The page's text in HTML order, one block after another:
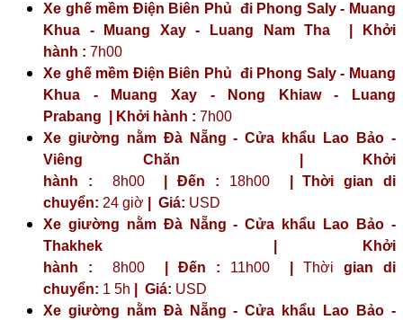
Xe ghế mềm Điện Biên Phủ đi Phong Saly - Muang
Khua - Muang Xay - Luang Nam Tha | Khởi
hành : 7h00
Xe ghế mềm Điện Biên Phủ đi Phong Saly - Muang
Khua - Muang Xay - Nong Khiaw - Luang
Prabang | Khởi hành : 7h00
Xe giường nằm Đà Nẵng - Cửa khẩu Lao Bảo -
Viêng Chăn | Khởi
hành : 8h00| Đến : 18h00| Thời gian di
chuyển: 24 giờ | Giá: USD
Xe giường nằm Đà Nẵng - Cửa khẩu Lao Bảo -
Thakhek | Khởi
hành : 8h00 | Đến : 11h00 Thời gian di
chuyển: 1 5h Giá: USD
Xe giường nằm Đà Nẵng - Cửa khẩu Lao Bảo -